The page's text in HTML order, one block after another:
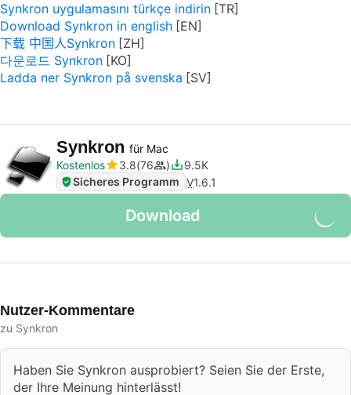
Synkron uygulamasını türkçe indirin
Download Synkron in english
下载 中国人Synkron
다운로드 Synkron
Ladda ner Synkron på svenska
Synkron für Mac
Kostenlos
3.8 76
9.5K
Sicheres Programm V1.6.1
Download
Nutzer-Kommentare
zu Synkron
Haben Sie Synkron ausprobiert? Seien Sie der Erste,
der Ihre Meinung hinterlässt!